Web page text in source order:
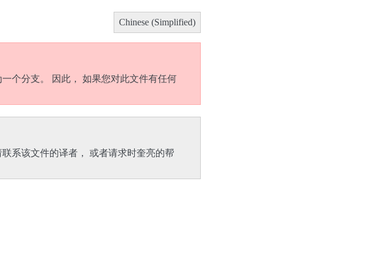
Chinese (Simplified)
个分支。 因此， 如果您对此文件有任何
系该文件的译者， 或者请求时奎亮的帮